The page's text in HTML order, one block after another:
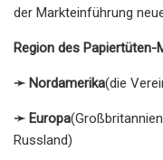
der Markteinführung
Region des Papiertüten-
➛ Nordamerika(die
➛ Europa
Russland)